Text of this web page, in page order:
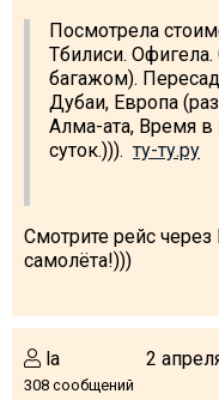
Посмотрела
Тбилиси.
багажом).
Дубаи, Европа
Алма-ата, Время в
суток.))).ту-ту.ру
Смотрите рейс
самолёта!)))
la
308 сообщений
2